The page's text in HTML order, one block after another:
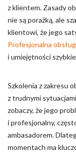
z klientem. Zasady
nie są porażką, ale
klientowi, że jego
Profesjonalna
i umiejętności
Szkolenia z zakresu
z trudnymi
zobaczy, że jego
i profesjonalny,
ambasadorem.
momentach ma